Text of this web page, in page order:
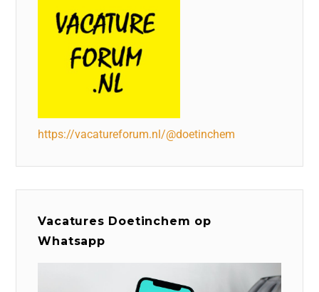
https://vacatureforum.nl/@doetinchem
Vacatures Doetinchem op
Whatsapp